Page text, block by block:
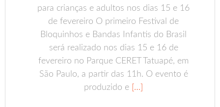
para crianças e adultos nos dias 15 e 16
de fevereiro O primeiro Festival de
Bloquinhos e Bandas Infantis do Brasil
será realizado nos dias 15 e 16 de
fevereiro no Parque CERET Tatuapé, em
São Paulo, a partir das 11h. O evento é
produzido e […]